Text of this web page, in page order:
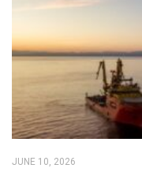
JUNE 10, 2026